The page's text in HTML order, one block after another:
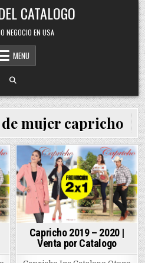
CATALOGO
NEGOCIO EN USA
MENU
mujer capricho
Posted
in
Capricho 2019 – 2020 |
Venta por Catalogo